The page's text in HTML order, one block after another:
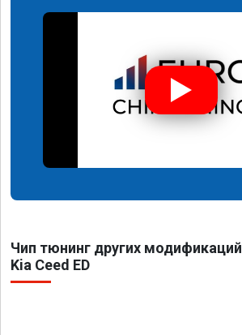
Чип тюнинг других модификаций
Kia Ceed ED